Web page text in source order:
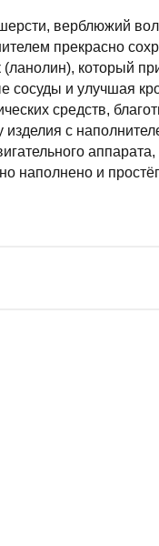
верблюжий
прекрасно
который
сосуды и улучшая
средств,
с
наполнено и